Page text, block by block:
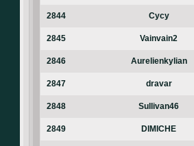
2844 Cycy
2845 Vainvain2
2846 Aurelienkylian
2847 dravar
2848 Sullivan46
2849 DIMICHE